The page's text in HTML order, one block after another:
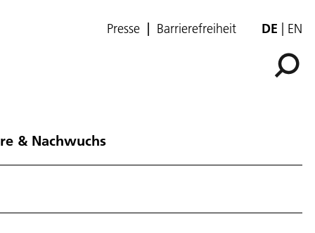
Presse Barrierefreiheit DE EN
& Nachwuchs